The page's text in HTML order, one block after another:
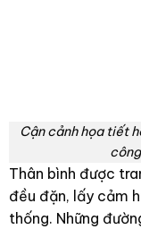
Cận cảnh họa tiết
Thân bình được
đều đặn, lấy cảm
thống. Những